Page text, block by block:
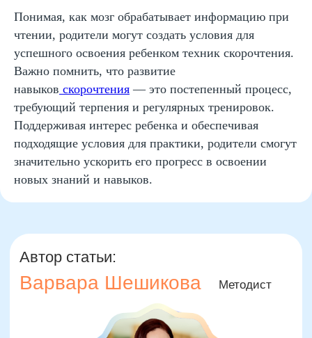
Понимая, как мозг обрабатывает информацию при
чтении, родители могут создать условия для
успешного освоения ребенком техник скорочтения.
Важно помнить, что развитие
навыков скорочтения — это постепенный процесс,
требующий терпения и регулярных тренировок.
Поддерживая интерес ребенка и обеспечивая
подходящие условия для практики, родители смогут
значительно ускорить его прогресс в освоении
новых знаний и навыков.
Написание сочинений
Русский язык
Отзывы
Лицензия на образование
Материнский капитал
Вакансии
О школе
Структура и органы управления